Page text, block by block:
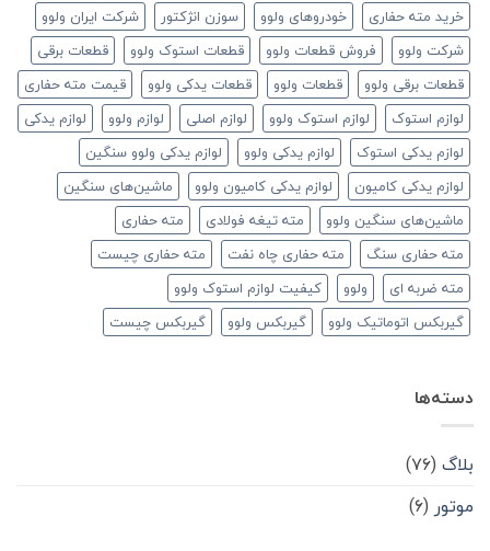
خرید مته حفاری
خودروهای ولوو سوزن انژکتور
شرکت ایران ولوو
شرکت ولوو
فروش قطعات ولوو قطعات استوک ولوو
قطعات برقی
قطعات برقی ولوو
قطعات ولوو قطعات یدکی ولوو
قیمت مته حفاری
لوازم استوک
لوازم استوک ولوو لوازم اصلی لوازم ولوو
لوازم یدکی
لوازم یدکی استوک
لوازم یدکی ولوو
لوازم یدکی ولوو سنگین
لوازم یدکی کامیون
لوازم یدکی کامیون ولوو
ماشین‌های سنگین
ماشین‌های سنگین ولوو
مته تیغه فولادی
مته حفاری
مته حفاری سنگ
مته حفاری چاه نفت
مته حفاری چیست
مته ضربه ای
ولوو
کیفیت لوازم استوک ولوو
گیربکس اتوماتیک ولوو
گیربکس ولوو گیربکس چیست
دسته‌ها
بلاگ (۷۶)
موتور (۶)